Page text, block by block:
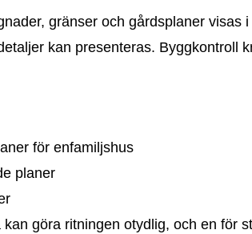
gränser och gårdsplaner
kan presenteras. Byggkontroll
för enfamiljshus
planer
göra ritningen otydlig, och en för